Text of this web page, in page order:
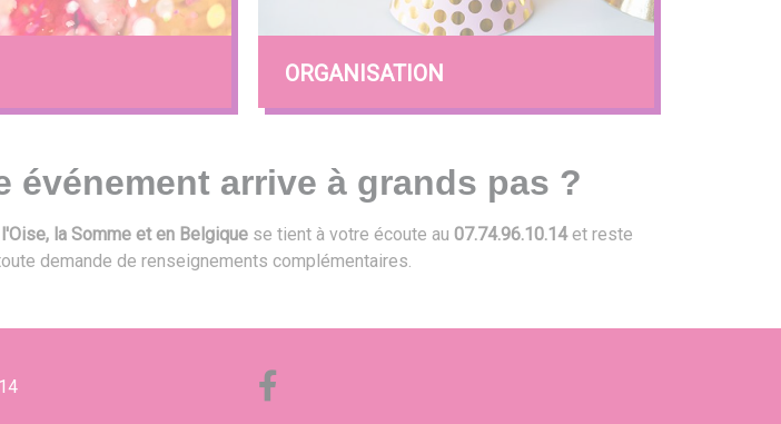
ORGANISATION
événement arrive à grands pas ?
la Somme et en Belgique se tient à votre écoute au 07.74.96.10.14et reste
demande de renseignements complémentaires.